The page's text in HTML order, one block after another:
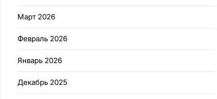
Март 2026
Февраль 2026
Январь 2026
Декабрь 2025